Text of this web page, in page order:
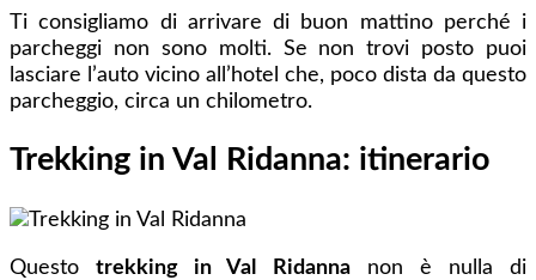
Ti consigliamo di arrivare di buon mattino perché i
parcheggi non sono molti. Se non trovi posto puoi
lasciare l’auto vicino all’hotel che, poco dista da questo
parcheggio, circa un chilometro.
Trekking in Val Ridanna: itinerario
Questotrekking in Val Ridannanon è nulla di